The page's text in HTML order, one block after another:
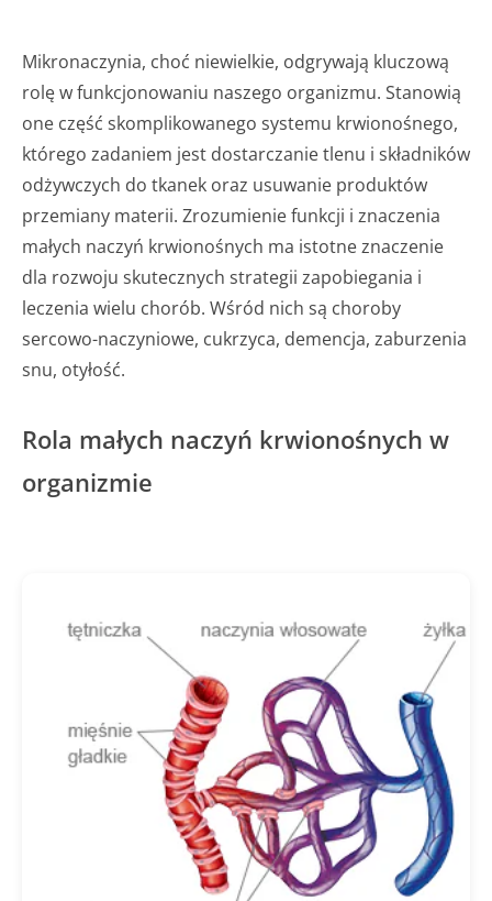
Mikronaczynia, choć niewielkie, odgrywają kluczową
rolę w funkcjonowaniu naszego organizmu. Stanowią
one część skomplikowanego systemu krwionośnego,
którego zadaniem jest dostarczanie tlenu i składników
odżywczych do tkanek oraz usuwanie produktów
przemiany materii. Zrozumienie funkcji i znaczenia
małych naczyń krwionośnych ma istotne znaczenie
dla rozwoju skutecznych strategii zapobiegania i
leczenia wielu chorób. Wśród nich są choroby
sercowo-naczyniowe, cukrzyca, demencja, zaburzenia
snu, otyłość.
Rola małych naczyń krwionośnych w
organizmie